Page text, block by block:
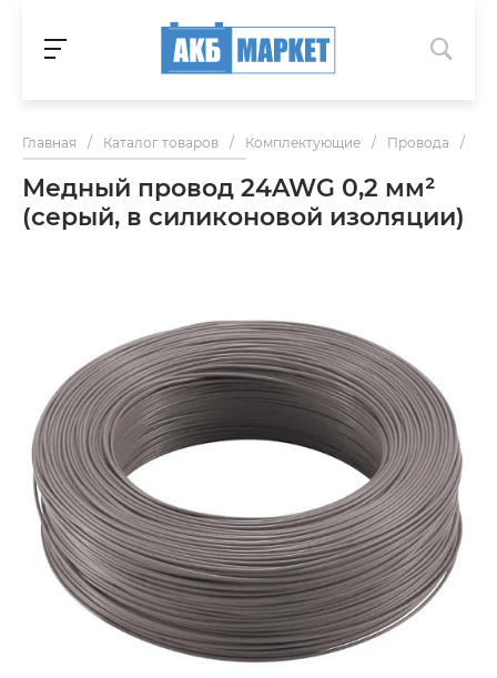
Главная / Каталог товаров / Комплектующие / Провода /
Медный провод 24AWG 0,2 мм²
(серый, в силиконовой изоляции)